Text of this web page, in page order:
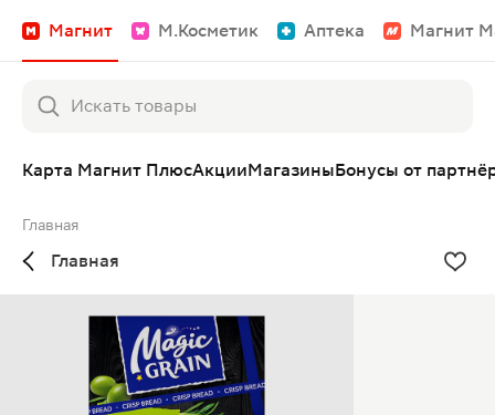
Магнит М.Косметик Аптека Магнит
Карта Магнит ПлюсАкцииМагазиныБонусы от
Главная
Главная